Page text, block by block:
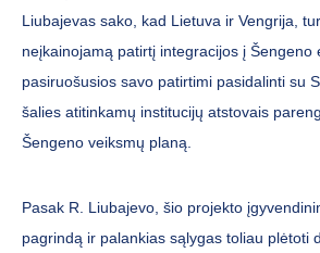
Liubajevas sako, kad Lietuva ir Vengrija,
neįkainojamą patirtį integracijos į Šengeno
pasiruošusios savo patirtimi pasidalinti su
šalies atitinkamų institucijų atstovais
Šengeno veiksmų planą.
Pasak R. Liubajevo, šio projekto
pagrindą ir palankias sąlygas toliau plėtoti